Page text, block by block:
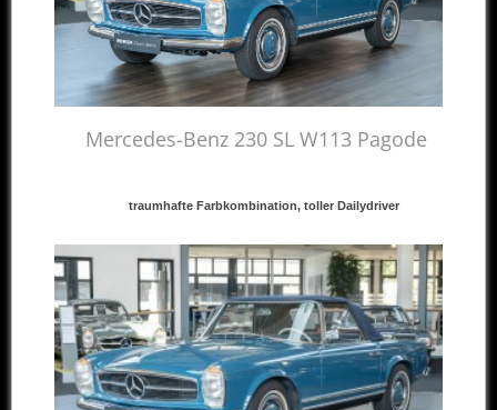
Team
Der Verkauf
Ankauf und Kommission
Die Ausstellung
Fahrzeuge Mercedes
Andere Marken
Verkaufte Fahrzeuge
Kontakt
Impressum
Mercedes-Benz 230 SL W113 Pagode
traumhafte Farbkombination, toller Dailydriver